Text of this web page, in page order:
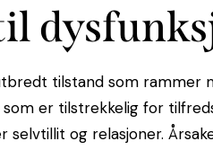
tilstand som
er tilstrekkelig for
selvtillit og relasjoner.